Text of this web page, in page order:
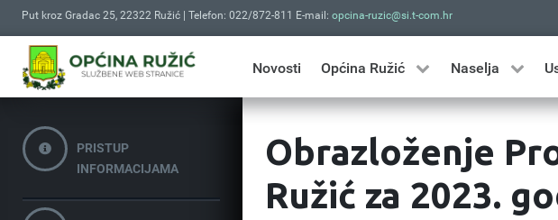
Put kroz Gradac 25, 22322 Ružić | Telefon: 022/872-811 E-mail: opcina-ruzic@si.t-com.hr
Novosti Općina Ružić Naselja
PRISTUP
INFORMACIJAMA
Obrazloženje
Ružić za 2023.